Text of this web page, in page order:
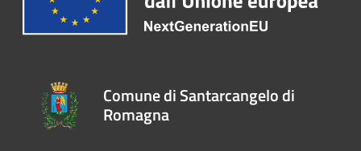
Comune di Santarcangelo di
Romagna